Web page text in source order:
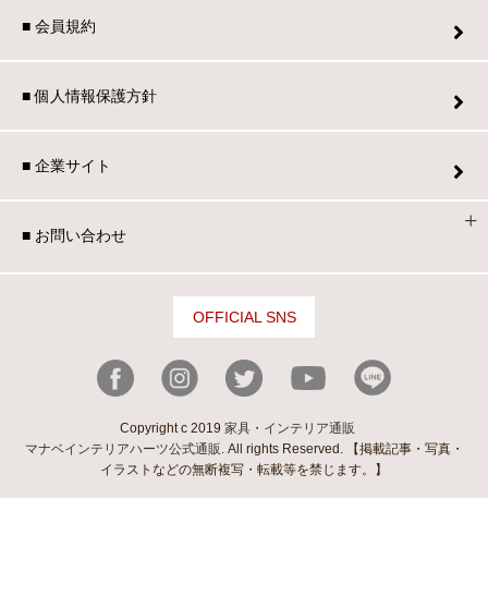
■ 会員規約
■ 個人情報保護方針
■ 企業サイト
■ お問い合わせ
OFFICIAL SNS
Copyright c 2019 家具・インテリア通販
マナベインテリアハーツ公式通販. All rights Reserved. 【掲載記事・写真・
イラストなどの無断複写・転載等を禁じます。】